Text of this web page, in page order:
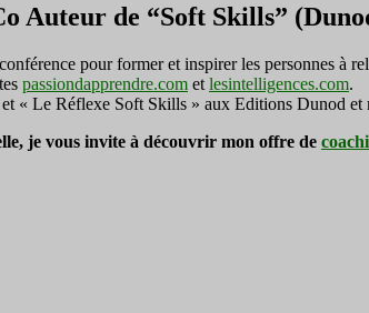
Auteur de “Soft Skills”
pour former et inspirer les personnes à
passiondapprendre.com et lesintelligences.com.
« Le Réflexe Soft Skills » aux Editions Dunod
je vous invite à découvrir mon offre de